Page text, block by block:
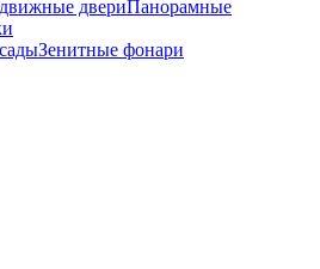
двериПанорамные
Зенитные фонари